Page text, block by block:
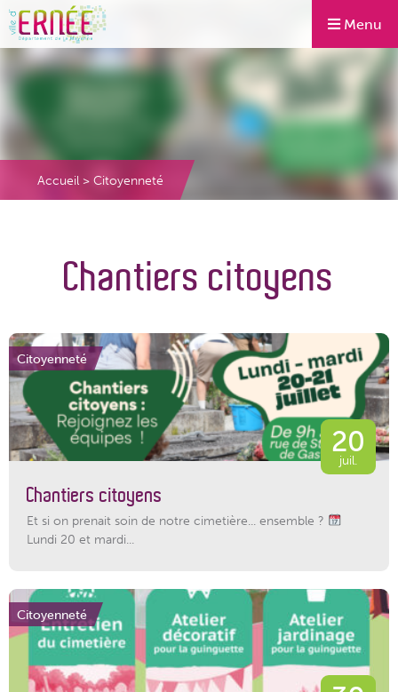
Menu
Accueil > Citoyenneté
Chantiers citoyens
Citoyenneté
20
juil.
Chantiers citoyens
Et si on prenait soin de notre cimetière... ensemble ?
Lundi 20 et mardi...
Citoyenneté